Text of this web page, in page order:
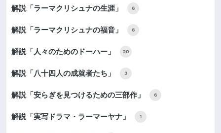
解説「ラーマクリシュナの生涯」 6
解説「ラーマクリシュナの福音」 6
解説「人々のためのドーハー」 20
解説「八十四人の成就者たち」 3
解説「安らぎを見つけるための三部作」 6
解説「実写ドラマ・ラーマーヤナ」 1